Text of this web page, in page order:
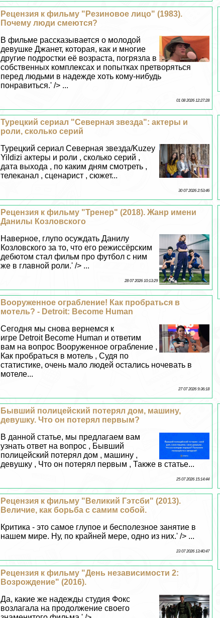
В фильме рассказывается о молодой
дeвyшке Джанет, которая, как и многие
другие подростки её возраста, погрязла в
собственных комплексах и попытках претворяться
перед людьми в надежде хоть кому-нибудь
понравиться.' /> ...
01 08 2026 12:27:28
Турецкий сериал "Северная звезда": актеры и
Турецкий сериал Северная звезда/Kuzey
Yildizi актеры и роли , сколько серий ,
дата выхода , по каким дням смотреть ,
телеканал , сценарист , сюжет...
30 07 2026 2:53:46
Рецензия к фильму "Тренер" (2018). Жанр имени
Наверное, глупо осуждать Данилу
Козловского за то, что его режиссёрским
дебютом стал фильм про футбол с ним
же в главной роли.' /> ...
28 07 2026 10:13:29
Вооруженное ограбление! Как пробраться в
мотель? - Detroit: Become Human
Сегодня мы снова вернемся к
игре Detroit Become Human и ответим
вам на вопрос Вооруженное ограбление ,
Как пробраться в мотель , Судя по
статистике, очень мало людей остались ночевать в
мотеле...
Бывший полицейский потерял дом, машину,
В данной статье, мы предлагаем вам
узнать ответ на вопрос , Бывший
полицейский потерял дом , машину ,
дeвyшку , Что он потерял первым , Также в статье...
25 07 2026 15:14:44
Рецензия к фильму "Великий Гэтсби" (2013).
Критика - это самое глупое и бесполезное занятие в
нашем мире. Ну, по крайней мере, одно из них.' /> ...
Рецензия к фильму "День независимости 2:
Да, какие же надежды студия Фокс
возлагала на продолжение своего
знаменитого фильма.' /> ...
22 07 2026 16:41:44